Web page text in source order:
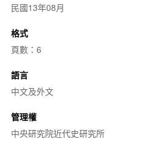
民國13年08月
格式
頁數：6
語言
中文及外文
管理權
中央研究院近代史研究所